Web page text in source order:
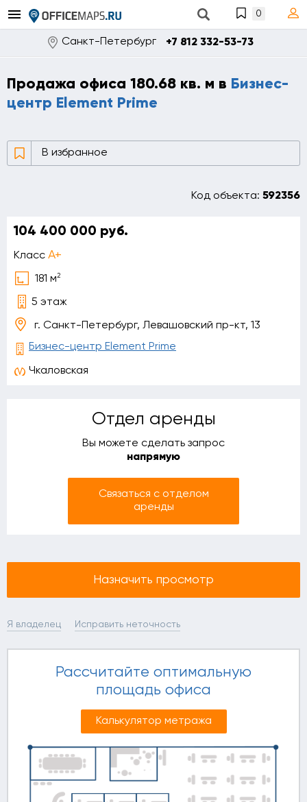
0
Санкт-Петербург +7 812 332-53-73
Продажа офиса 180.68 кв. м в Бизнес-
центр Element Prime
В избранное
Код объекта: 592356
104 400 000 руб.
Класс A+
181 м2
5 этаж
г. Санкт-Петербург, Левашовский пр-кт, 13
Бизнес-центр Element Prime
Чкаловская
Отдел аренды
Вы можете сделать запрос
напрямую
Связаться с отделом
аренды
Назначить просмотр
Я владелец Исправить неточность
Рассчитайте оптимальную
площадь офиса
Калькулятор метража